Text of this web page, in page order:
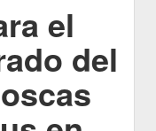
el
del